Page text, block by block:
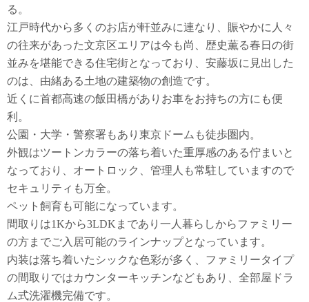
る。
江戸時代から多くのお店が軒並みに連なり、賑やかに人々
の往来があった文京区エリアは今も尚、歴史薫る春日の街
並みを堪能できる住宅街となっており、安藤坂に見出した
のは、由緒ある土地の建築物の創造です。
近くに首都高速の飯田橋がありお車をお持ちの方にも便
利。
公園・大学・警察署もあり東京ドームも徒歩圏内。
外観はツートンカラーの落ち着いた重厚感のある佇まいと
なっており、オートロック、管理人も常駐していますので
セキュリティも万全。
ペット飼育も可能になっています。
間取りは1Kから3LDKまであり一人暮らしからファミリー
の方までご入居可能のラインナップとなっています。
内装は落ち着いたシックな色彩が多く、ファミリータイプ
の間取りではカウンターキッチンなどもあり、全部屋ドラ
ム式洗濯機完備です。